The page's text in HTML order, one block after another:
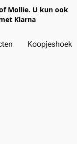
Mollie. U kun ook
Klarna
Koopjeshoek